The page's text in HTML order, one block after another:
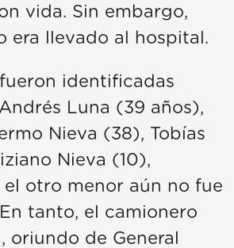
vida. Sin embargo,
era llevado al hospital.
identificadas
Luna (39 años),
Nieva (38), Tobías
Nieva (10),
el otro menor aún no fue
tanto, el camionero
oriundo de General